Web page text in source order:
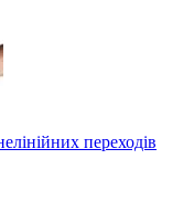
переходів